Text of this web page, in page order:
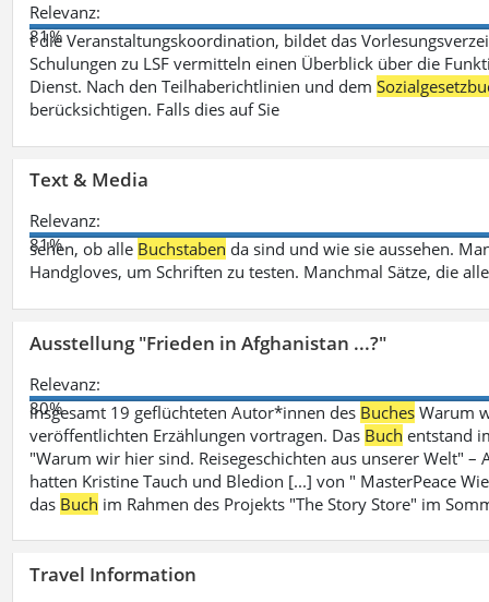
Relevanz:
81%
t die Veranstaltungskoordination, bildet das
Schulungen zu LSF vermitteln einen Überblick über die
Dienst. Nach den Teilhaberichtlinien und dem
berücksichtigen. Falls dies auf Sie
Text & Media
Relevanz:
81%
sehen, ob alle Buchstaben da sind und wie sie aussehen.
Handgloves, um Schriften zu testen. Manchmal Sätze, die
Ausstellung "Frieden in Afghanistan ...?"
Relevanz:
80%
insgesamt 19 geflüchteten Autor*innen des Buches Warum
veröffentlichten Erzählungen vortragen. Das Buch entstand
"Warum wir hier sind. Reisegeschichten aus unserer Welt"
hatten Kristine Tauch und Bledion [...] von " MasterPeace
das Buch im Rahmen des Projekts "The Story Store" im
Travel Information